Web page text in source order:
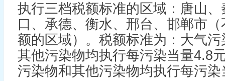
执行三档税额标准的区域：唐山
口、承德、衡水、邢台、邯郸市
额的区域）。税额标准为：大气
其他污染物均执行每污染当量4.8
污染物和其他污染物均执行每污